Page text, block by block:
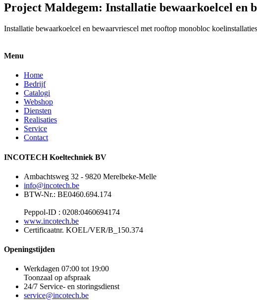
Project Maldegem: Installatie bewaarkoelcel en
Installatie bewaarkoelcel en bewaarvriescel met rooftop monobloc
Menu
Home
Bedrijf
Catalogi
Webshop
Diensten
Realisaties
Service
Contact
INCOTECH Koeltechniek BV
Ambachtsweg 32 - 9820 Merelbeke-Melle
info@incotech.be
BTW-Nr.: BE0460.694.174
Peppol-ID : 0208:0460694174
www.incotech.be
Certificaatnr. KOEL/VER/B_150.374
Openingstijden
Werkdagen 07:00 tot 19:00
Toonzaal op afspraak
24/7 Service- en storingsdienst
service@incotech.be